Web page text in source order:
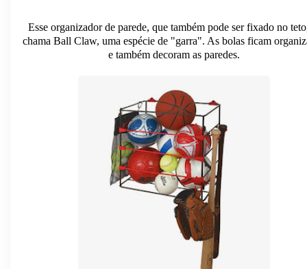
Esse organizador de parede, que também pode ser fixado no
chama Ball Claw, uma espécie de "garra". As bolas ficam
e também decoram as paredes.